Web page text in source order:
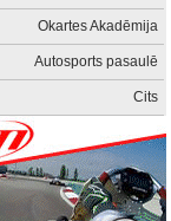
Okartes Akadēmija
Autosports pasaulē
Cits